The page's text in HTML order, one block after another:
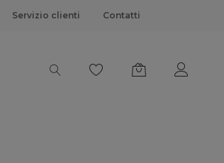
Servizio clienti Contatti